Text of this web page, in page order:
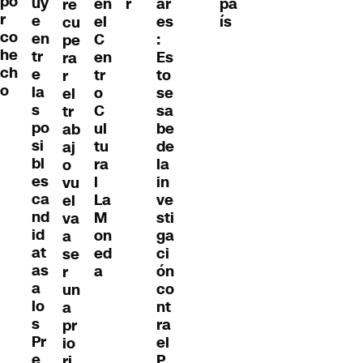
r
co
he
ch
o
e
en
tr
e
la
s
po
si
bl
es
ca
nd
id
at
as
a
lo
s
Pr
re
cu
pe
ra
r
el
tr
ab
aj
o
vu
el
va
a
se
r
un
a
pr
io
el
C
en
tr
o
C
ul
tu
ra
l
La
M
on
ed
a
es
:
Es
to
se
sa
be
de
la
in
ve
sti
ga
ci
ón
co
nt
ra
el
ís